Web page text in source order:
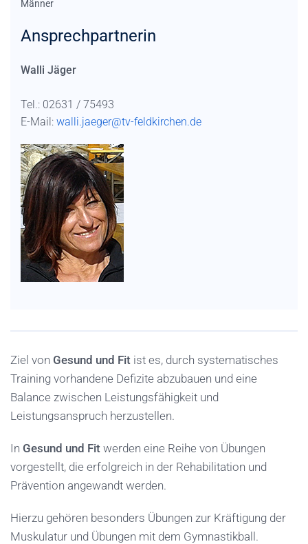
Männer
Ansprechpartnerin
Walli Jäger
Tel.: 02631 / 75493
E-Mail: walli.jaeger@tv-feldkirchen.de
Ziel von Gesund und Fit ist es, durch systematisches
Training vorhandene Defizite abzubauen und eine
Balance zwischen Leistungsfähigkeit und
Leistungsanspruch herzustellen.
In Gesund und Fit werden eine Reihe von Übungen
vorgestellt, die erfolgreich in der Rehabilitation und
Prävention angewandt werden.
Hierzu gehören besonders Übungen zur Kräftigung der
Muskulatur und Übungen mit dem Gymnastikball.